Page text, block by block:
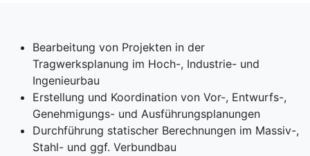
Bearbeitung von Projekten in der
Tragwerksplanung im Hoch-, Industrie- und
Ingenieurbau
Erstellung und Koordination von Vor-, Entwurfs-,
Genehmigungs- und Ausführungsplanungen
Durchführung statischer Berechnungen im Massiv-,
Stahl- und ggf. Verbundbau